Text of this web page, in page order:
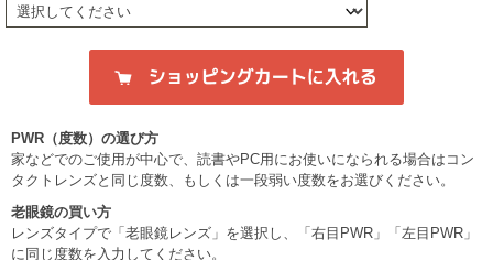
PWR（度数）の選び方
家などでのご使用が中心で、読書やPC用にお使いになられる場合はコン
タクトレンズと同じ度数、もしくは一段弱い度数をお選びください。
老眼鏡の買い方
レンズタイプで「老眼鏡レンズ」を選択し、「右目PWR」「左目PWR」
に同じ度数を入力してください。